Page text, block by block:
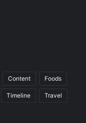
Content Foods
Timeline Travel